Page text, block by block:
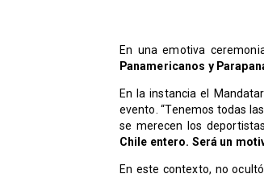
En una emotiva
Panamericanos y
En la instancia el
evento. “Tenemos todas
se merecen los
Chile entero. Será un
En este contexto, no